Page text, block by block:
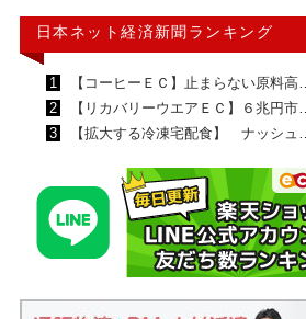
日本ネット経済新聞ランキング
1
【コーヒーＥＣ】止まらない原料高…
2
【リカバリーウエアＥＣ】６兆円市…
3
【拡大する冷凍宅配食】 ナッシュ…